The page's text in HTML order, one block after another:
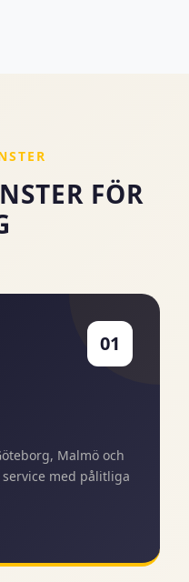
FÖR
01
Malmö och
med pålitliga